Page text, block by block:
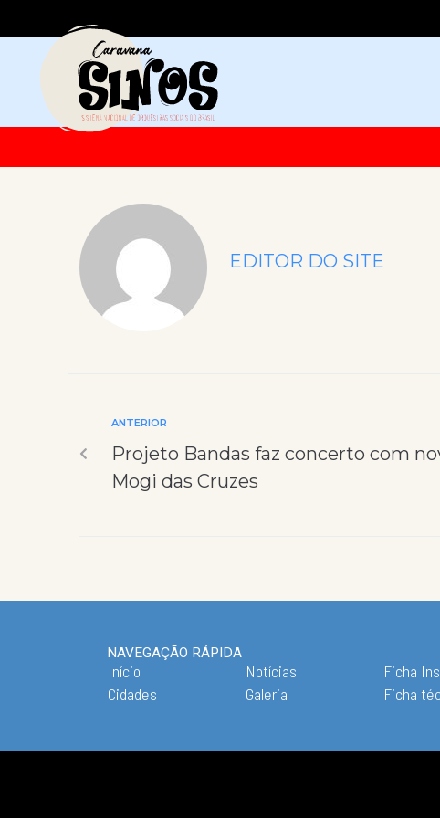
EDITOR DO SITE
ANTERIOR
Projeto Bandas faz concerto com
Mogi das Cruzes
NAVEGAÇÃO RÁPIDA
Início
Cidades
Notícias
Galeria
Ficha
Ficha